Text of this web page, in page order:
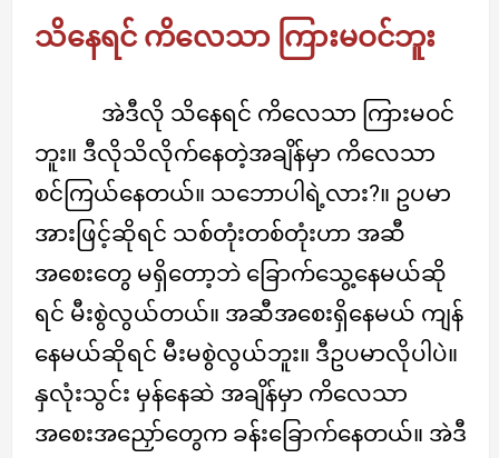
သိနေရင် ကိလေသာ ကြားမဝင်ဘူး
အဲဒီလို သိနေရင် ကိလေသာ ကြားမဝင်
ဘူး။ ဒီလိုသိလိုက်နေတဲ့အချိန်မှာ ကိလေသာ
စင်ကြယ်နေတယ်။ သဘောပါရဲ့လား?။ ဥပမာ
အားဖြင့်ဆိုရင် သစ်တုံးတစ်တုံးဟာ အဆီ
အစေးတွေ မရှိတော့ဘဲ ခြောက်သွေ့နေမယ်ဆို
ရင် မီးစွဲလွယ်တယ်။ အဆီအစေးရှိနေမယ် ကျန်
နေမယ်ဆိုရင် မီးမစွဲလွယ်ဘူး။ ဒီဥပမာလိုပါပဲ။
နှလုံးသွင်း မှန်နေဆဲ အချိန်မှာ ကိလေသာ
အစေးအညှော်တွေက ခန်းခြောက်နေတယ်။ အဲဒီ